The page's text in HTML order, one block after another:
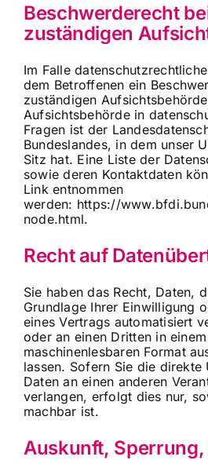
Beschwerderecht
zuständigen
Im Falle
dem Betroffenen ein
zuständigen
Aufsichtsbehörde in
Fragen ist der
Bundeslandes, in dem unser
Sitz hat. Eine Liste der
sowie deren Kontaktdaten
Link entnommen
werden: https://
node.html.
Recht auf
Sie haben das Recht, Daten,
Grundlage Ihrer Einwilligung
eines Vertrags automatisiert
oder an einen Dritten in
maschinenlesbaren Format
lassen. Sofern Sie die direkte
Daten an einen anderen
verlangen, erfolgt dies nur,
machbar ist.
Auskunft,